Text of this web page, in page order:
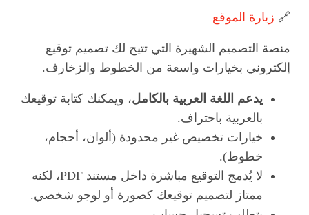
🔗 زيارة الموقع
منصة التصميم الشهيرة التي تتيح لك تصميم توقيع
إلكتروني بخيارات واسعة من الخطوط والزخارف.
يدعم اللغة العربية بالكامل، ويمكنك كتابة توقيعك
بالعربية باحتراف.
خيارات تخصيص غير محدودة (ألوان، أحجام،
خطوط).
لا يُدمج التوقيع مباشرة داخل مستند PDF، لكنه
ممتاز لتصميم توقيعك كصورة أو لوجو شخصي.